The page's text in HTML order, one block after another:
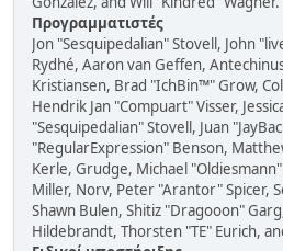
Προγραμματιστές
Jon "Sesquipedalian" Stovell, John
Rydhé, Aaron van Geffen,
Kristiansen, Brad "IchBin™" Grow,
Hendrik Jan "Compuart" Visser,
"Sesquipedalian" Stovell, Juan
"RegularExpression" Benson,
Kerle, Grudge, Michael
Miller, Norv, Peter "Arantor" Spicer,
Shawn Bulen, Shitiz "Dragooon"
Hildebrandt, Thorsten "TE" Eurich,